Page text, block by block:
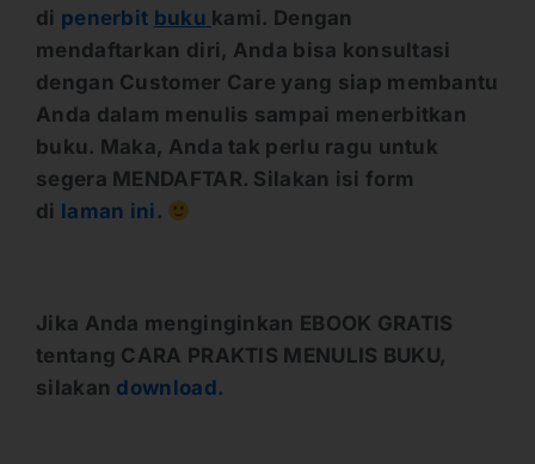
di penerbit buku kami. Dengan
mendaftarkan diri, Anda bisa konsultasi
dengan Customer Care yang siap membantu
Anda dalam menulis sampai menerbitkan
buku. Maka, Anda tak perlu ragu untuk
segera MENDAFTAR. Silakan isi form
di laman ini .
Jika Anda menginginkan EBOOK GRATIS
tentang CARA PRAKTIS MENULIS BUKU,
silakan download .